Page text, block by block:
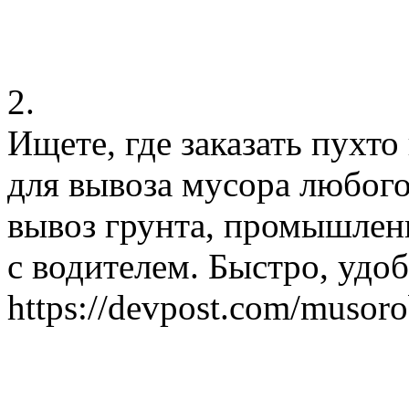
2.
Ищете, где заказать
для вывоза мусора
вывоз грунта,
с водителем. Быстро,
https://devpost.com/